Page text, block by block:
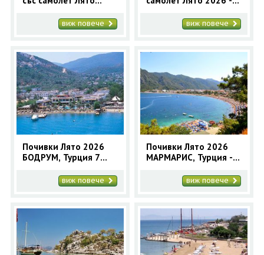
виж повече виж повече
Почивки Лято 2026
БОДРУМ, Турция 7
програмавиж повече
Почивки Лято 2026
МАРМАРИС, Турция - 7
програмавиж повече